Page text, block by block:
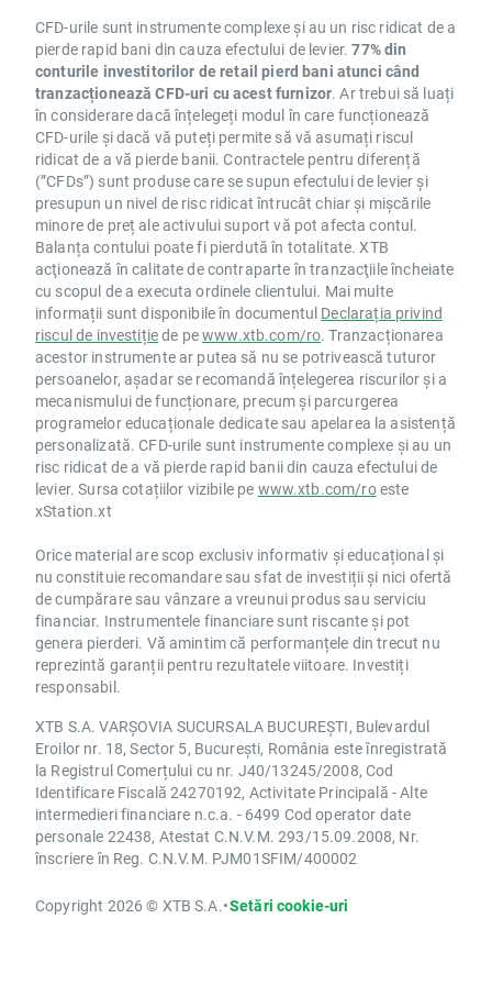
CFD-urile sunt instrumente complexe și au un risc ridicat de a
pierde rapid bani din cauza efectului de levier.77% din
conturile investitorilor de retail pierd bani atunci când
tranzacționează CFD-uri cu acest furnizor. Ar trebui să luați
în considerare dacă înțelegeți modul în care funcționează
CFD-urile și dacă vă puteți permite să vă asumați riscul
ridicat de a vă pierde banii. Contractele pentru diferență
(”CFDs”) sunt produse care se supun efectului de levier și
presupun un nivel de risc ridicat întrucât chiar și mișcările
minore de preț ale activului suport vă pot afecta contul.
Balanța contului poate fi pierdută în totalitate. XTB
acţionează în calitate de contraparte în tranzacţiile încheiate
cu scopul de a executa ordinele clientului. Mai multe
informații sunt disponibile în documentul Declarația privind
riscul de investițiede pewww.xtb.com/ro. Tranzacționarea
acestor instrumente ar putea să nu se potrivească tuturor
persoanelor, așadar se recomandă înțelegerea riscurilor și a
mecanismului de funcționare, precum și parcurgerea
programelor educaționale dedicate sau apelarea la asistență
personalizată. CFD-urile sunt instrumente complexe și au un
risc ridicat de a vă pierde rapid banii din cauza efectului de
levier. Sursa cotațiilor vizibile pe www.xtb.com/roeste
xStation.xt
Orice material are scop exclusiv informativ și educațional și
nu constituie recomandare sau sfat de investiții și nici ofertă
de cumpărare sau vânzare a vreunui produs sau serviciu
financiar. Instrumentele financiare sunt riscante și pot
genera pierderi. Vă amintim că performanțele din trecut nu
reprezintă garanții pentru rezultatele viitoare. Investiți
responsabil.
XTB S.A. VARȘOVIA SUCURSALA BUCUREȘTI, Bulevardul
Eroilor nr. 18, Sector 5, București, România este înregistrată
la Registrul Comerțului cu nr. J40/13245/2008, Cod
Identificare Fiscală 24270192, Activitate Principală - Alte
intermedieri financiare n.c.a. - 6499 Cod operator date
personale 22438, Atestat C.N.V.M. 293/15.09.2008, Nr.
înscriere în Reg. C.N.V.M. PJM01SFIM/400002
Copyright 2026 © XTB S.A.•Setări cookie-uri